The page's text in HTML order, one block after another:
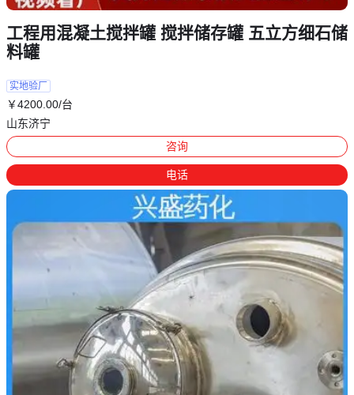
工程用混凝土搅拌罐 搅拌储存罐 五立方细石储
料罐
实地验厂
￥4200 .00/台
山东济宁
咨询
电话